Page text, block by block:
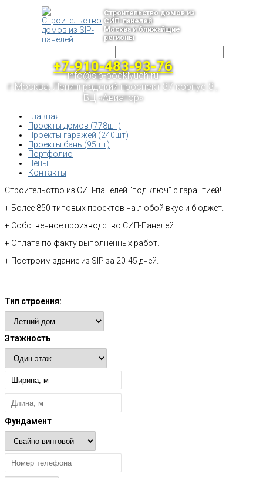
Строительство домов из
СИП-панелей
Москва и ближайщие
регионы
+7-910-483-93-76
info@sip-podklyuch.ru
г.Москва, Ленинградский проспект 37 корпус 3 ,
БЦ «Авиатор»
Главная
Проекты домов (778шт)
Проекты гаражей (240шт)
Проекты бань (95шт)
Портфолио
Цены
Контакты
Строительство из СИП-панелей "под ключ" с гарантией!
+ Более 850 типовых проектов на любой вкус и бюджет.
+ Собственное производство СИП-Панелей.
+ Оплата по факту выполненных работ.
+ Построим здание из SIP за 20-45 дней.
Тип строения:
Этажность
Фундамент